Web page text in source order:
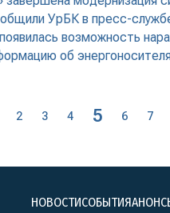
УрБК в пресс-
возможность
об
2 3 4 5 6 7
НОВОСТИСОБЫТИЯ